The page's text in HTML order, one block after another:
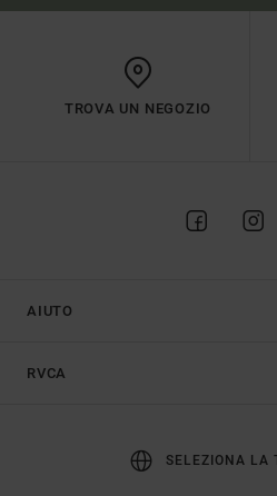
TROVA UN NEGOZIO
AIUTO
RVCA
SELEZIONA LA